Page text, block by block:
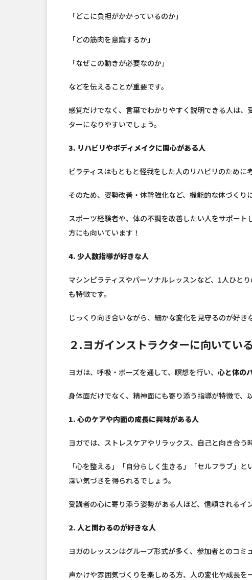
「どこに負担がかかっているのか」
「どの筋肉を意識するか」
「なぜこの動きが必要なのか」
などを伝えることが重要です。
感覚だけでなく、言葉でわかりやすく説明できる人は
ターになりやすいでしょう。
3. リハビリやボディメイクに関心がある人
ピラティスはもともと怪我をした人のリハビリのために
そのため、姿勢改善・体幹強化など、機能的な体づくり
スポーツ経験者や、体の不調を改善したい人をサポー
方にも向いています！
4. 少人数指導が好きな人
マシンピラティスやパーソナルレッスンなど、1人ひと
も特徴です。
じっくり向き合いながら、細かな変化を見守るのが好き
２.ヨガインストラクターに向いてい
ヨガは、呼吸・ポーズを通して、瞑想を行い、 心と体の
身体面だけでなく、精神面にも寄り添う指導が特徴で、
1. 心のケアや内面の成長に興味がある人
ヨガでは、ストレスケアやリラックス、自己と向き合う
「心を整える」「自分らしく生きる」「セルフラブ」
深い気づきを得られるでしょう。
受講者の心に寄り添う姿勢がある人ほど、信頼されるイ
2. 人と関わるのが好きな人
ヨガのレッスンはグループ形式が多く、参加者とのコミ
声かけや雰囲気づくりを楽しめる方、人の変化や成長を